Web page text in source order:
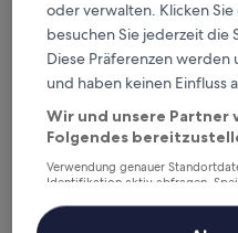
Bahnhof
Hôtel Le Palladior
oder verwalten. Klicken
besuchen Sie jederzeit die
Diese Präferenzen werden
und haben keinen Einfluss
Wir und unsere Partner
Folgendes
Verwendung genauer
Identifikation aktiv abfragen.
Inhalte, Messung von
Zielgruppenforschung sowie